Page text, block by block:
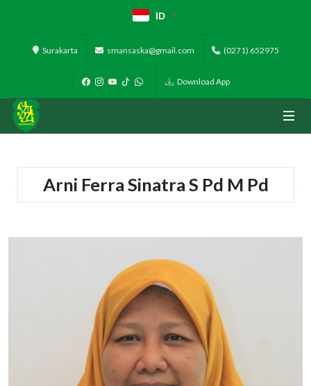
ID
Surakarta smansaska@gmail.com (0271) 652975
Download App
Arni Ferra Sinatra S Pd M Pd